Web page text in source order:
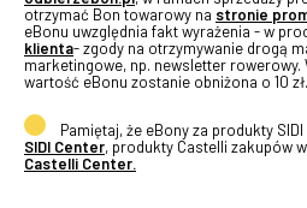
otrzymać Bon towarowy na stronie
eBonu uwzględnia fakt wyrażenia - w
klienta- zgody na otrzymywanie drogą
marketingowe, np. newsletter rowerowy.
wartość eBonu zostanie obniżona o 10 zł.
Pamiętaj, że eBony za produkty
SIDI Center, produkty Castelli zakupów
Castelli Center.